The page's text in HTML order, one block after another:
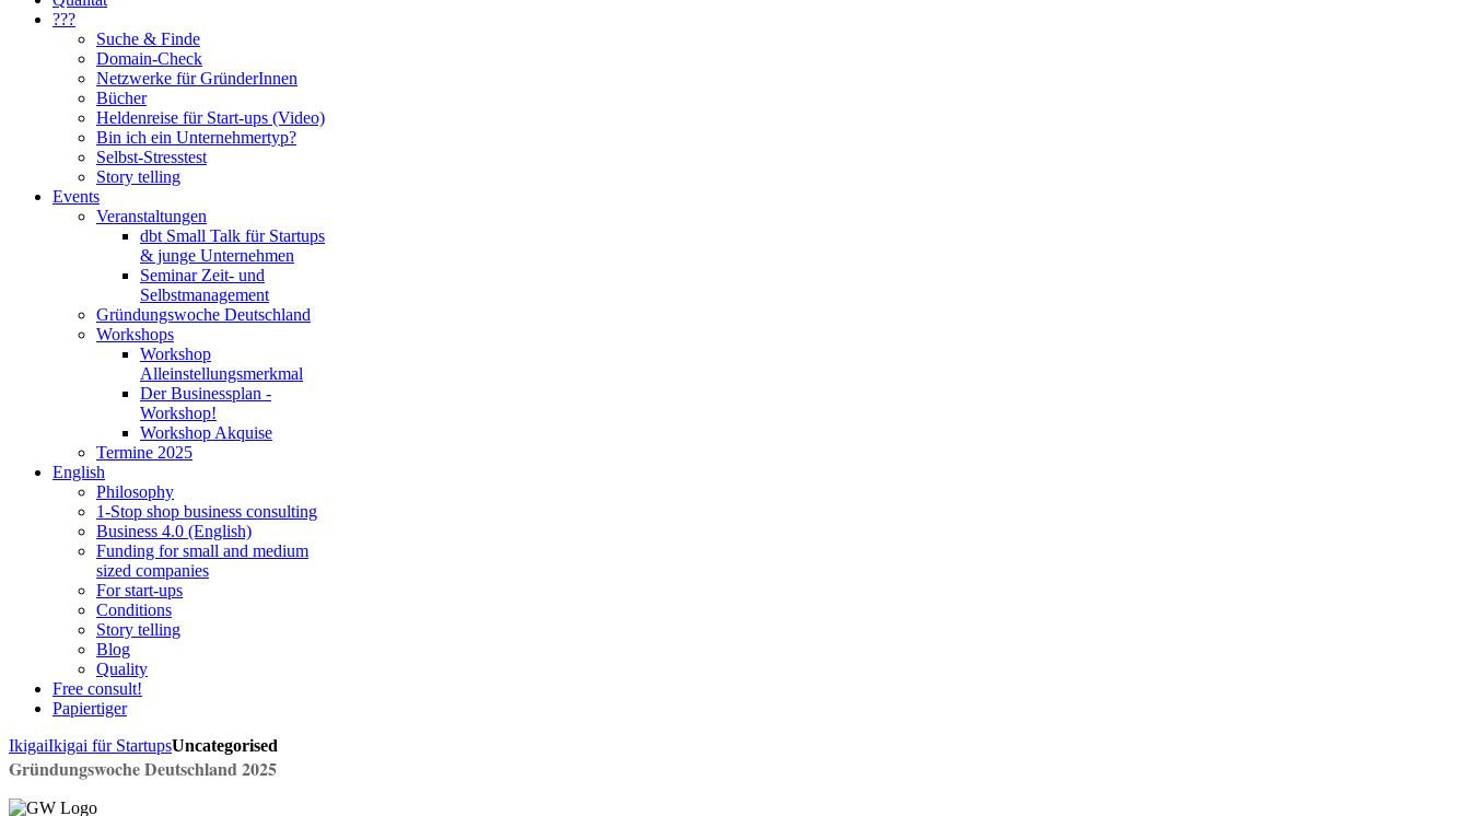
???
Suche & Finde
Domain-Check
Netzwerke für GründerInnen
Bücher
Heldenreise für Start-ups (Video)
Bin ich ein Unternehmertyp?
Selbst-Stresstest
Story telling
Events
Veranstaltungen
dbt Small Talk für Startups
& junge Unternehmen
Seminar Zeit- und
Selbstmanagement
Gründungswoche Deutschland
Workshops
Workshop
Alleinstellungsmerkmal
Der Businessplan -
Workshop!
Workshop Akquise
Termine 2025
English
Philosophy
1-Stop shop business consulting
Business 4.0 (English)
Funding for small and medium
sized companies
For start-ups
Conditions
Story telling
Blog
Quality
Free consult!
Papiertiger
IkigaiIkigai für StartupsUncategorised
Gründungswoche Deutschland 2025